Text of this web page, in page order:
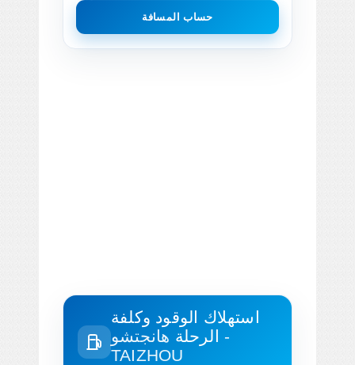
حساب المسافة
استهلاك الوقود وكلفة
الرحلة هانجتشو -
TAIZHOU